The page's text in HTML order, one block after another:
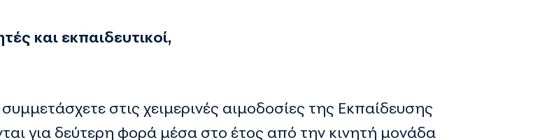
και εκπαιδευτικοί,
στις χειμερινές αιμοδοσίες της Εκπαίδευσης
για δεύτερη φορά μέσα στο έτος από την κινητή μονάδα